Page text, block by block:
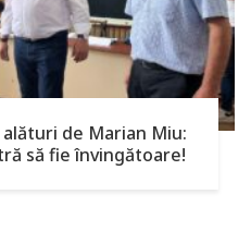
de Marian Miu:
să fie învingătoare!